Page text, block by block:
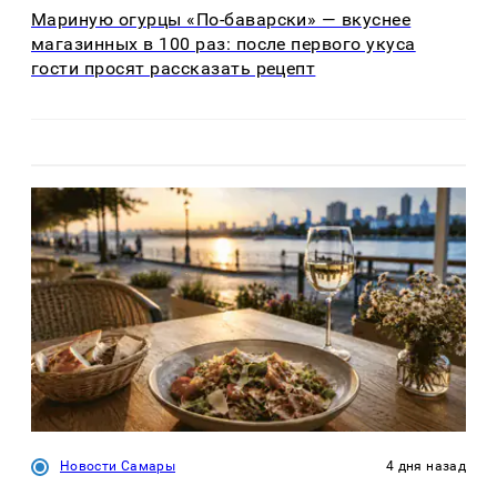
Мариную огурцы «По-баварски» — вкуснее
магазинных в 100 раз: после первого укуса
гости просят рассказать рецепт
Новости Самары 4 дня назад